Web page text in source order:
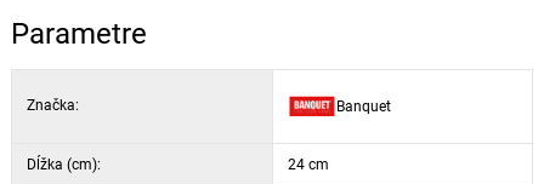
Parametre
Značka: Banquet
Dĺžka (cm): 24 cm